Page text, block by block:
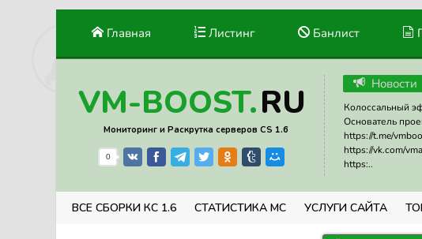
Главная Листинг Банлист
VM-BOOST.RU
Мониторинг и Раскрутка серверов CS 1.6
0
Новости
Колоссальный
Основатель
https://t.me/
https://vk.com/
https:..
ВСЕ СБОРКИ КС 1.6 СТАТИСТИКА МС УСЛУГИ САЙТА